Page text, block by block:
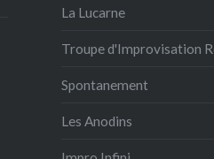
La Lucarne
Troupe d'Improvisation
Spontanement
Les Anodins